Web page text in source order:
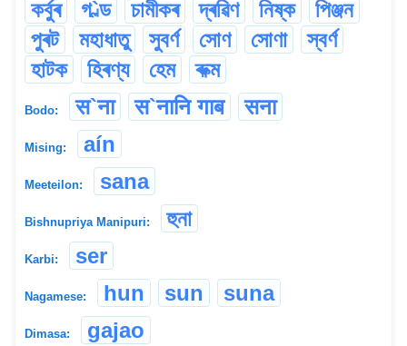
কৰ্বুৰ
গ`ল্ড চামীকৰ দ্ৰৱিণ নিষ্ক
পিঞ্জন
পুৰট
মহাধাতু সুবৰ্ণ সোণ সোণা
স্বৰ্ণ
হাটক
হিৰণ্য হেম ৰুক্ম
Bodo: स`ना स`नानि गाब सना
Mising: aín
Meeteilon: sana
Bishnupriya Manipuri: হুনা
Karbi: ser
Nagamese: hun sun suna
Dimasa: gajao